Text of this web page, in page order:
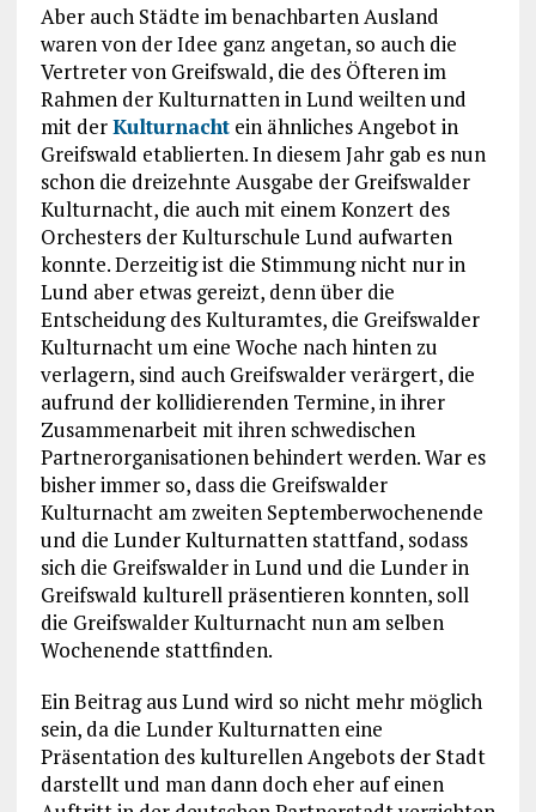
Aber auch Städte im benachbarten Ausland
waren von der Idee ganz angetan, so auch die
Vertreter von Greifswald, die des Öfteren im
Rahmen der Kulturnatten in Lund weilten und
mit derKulturnachtein ähnliches Angebot in
Greifswald etablierten. In diesem Jahr gab es nun
schon die dreizehnte Ausgabe der Greifswalder
Kulturnacht, die auch mit einem Konzert des
Orchesters der Kulturschule Lund aufwarten
konnte. Derzeitig ist die Stimmung nicht nur in
Lund aber etwas gereizt, denn über die
Entscheidung des Kulturamtes, die Greifswalder
Kulturnacht um eine Woche nach hinten zu
verlagern, sind auch Greifswalder verärgert, die
aufrund der kollidierenden Termine, in ihrer
Zusammenarbeit mit ihren schwedischen
Partnerorganisationen behindert werden. War es
bisher immer so, dass die Greifswalder
Kulturnacht am zweiten Septemberwochenende
und die Lunder Kulturnatten stattfand, sodass
sich die Greifswalder in Lund und die Lunder in
Greifswald kulturell präsentieren konnten, soll
die Greifswalder Kulturnacht nun am selben
Wochenende stattfinden.
Ein Beitrag aus Lund wird so nicht mehr möglich
sein, da die Lunder Kulturnatten eine
Präsentation des kulturellen Angebots der Stadt
darstellt und man dann doch eher auf einen